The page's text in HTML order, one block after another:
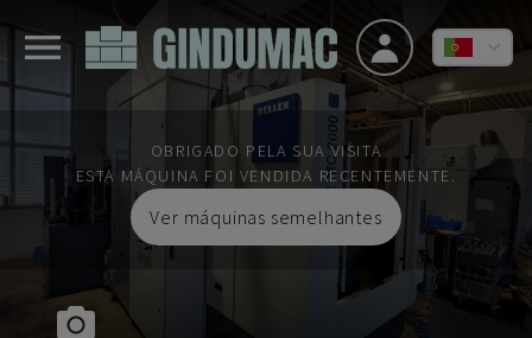
OBRIGADO PELA SUA VISITA
ESTA MÁQUINA FOI VENDIDA RECENTEMENTE.
Ver máquinas semelhantes